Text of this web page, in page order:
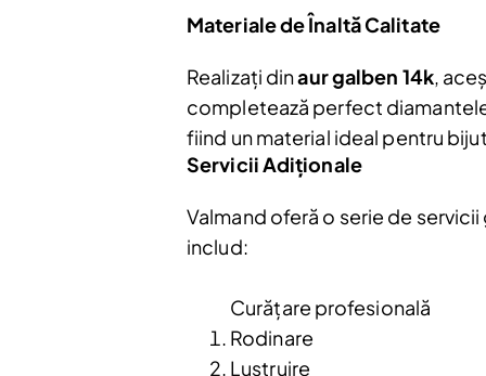
Materiale de Înaltă Calitate
Realizați dinaur galben 14k,
completează perfect
fiind un material ideal pentru
Servicii Adiționale
Valmand oferă o serie de
includ:
Curățare profesională
Rodinare
Lustruire